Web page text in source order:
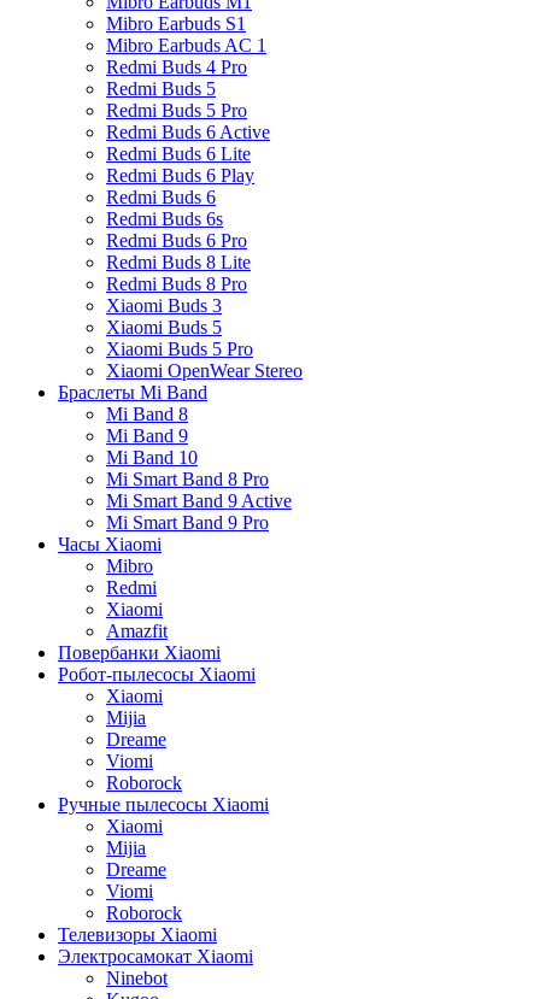
Mibro Earbuds S1
Mibro Earbuds AC 1
Redmi Buds 4 Pro
Redmi Buds 5
Redmi Buds 5 Pro
Redmi Buds 6 Active
Redmi Buds 6 Lite
Redmi Buds 6 Play
Redmi Buds 6
Redmi Buds 6s
Redmi Buds 6 Pro
Redmi Buds 8 Lite
Redmi Buds 8 Pro
Xiaomi Buds 3
Xiaomi Buds 5
Xiaomi Buds 5 Pro
Xiaomi OpenWear Stereo
Браслеты Mi Band
Mi Band 8
Mi Band 9
Mi Band 10
Mi Smart Band 8 Pro
Mi Smart Band 9 Active
Mi Smart Band 9 Pro
Часы Xiaomi
Mibro
Redmi
Xiaomi
Amazfit
Повербанки Xiaomi
Робот-пылесосы Xiaomi
Xiaomi
Mijia
Dreame
Viomi
Roborock
Ручные пылесосы Xiaomi
Xiaomi
Mijia
Dreame
Viomi
Roborock
Телевизоры Xiaomi
Электросамокат Xiaomi
Ninebot